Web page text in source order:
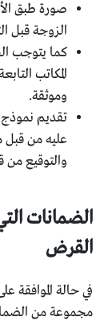
صورة طبق
الزوجة قبل
كما يتوجب
المكاتب
وموثقة.
تقديم نموذج
عليه من قبل
والتوقيع من
الضمانات
القرض
في حالة
مجموعة من